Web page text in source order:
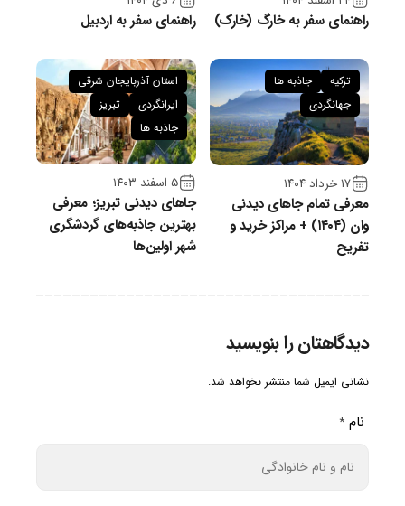
راهنمای سفر به خارگ (خارک) راهنمای سفر به اردبیل
۱۷ خرداد ۱۴۰۴
معرفی تمام جاهای دیدنی
وان (۱۴۰۴) + مراکز خرید و
تفریح
ترکیه
جاذبه ها
جهانگردی
۵ اسفند ۱۴۰۳
جاهای دیدنی تبریز؛ معرفی
بهترین جاذبه‌های گردشگری
شهر اولین‌ها
استان آذربایجان شرقی
ایرانگردی
تبریز
جاذبه ها
دیدگاهتان را بنویسید
نشانی ایمیل شما منتشر نخواهد شد.
نام *